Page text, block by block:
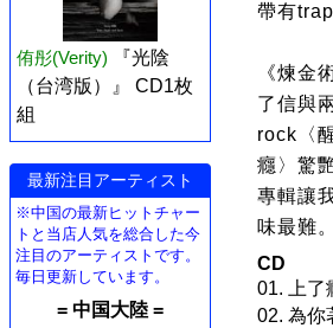
侑彤(Verity)
『光陰
（台湾版）』 CD1枚
組
最新注目アーティスト
※中国の最新ヒットチャー
トと当店人気を総合した今
注目のアーティストです。
毎日更新しています。
= 中国大陸 =
帶有
《煉金
了信與
rock〈
癮〉驚
專輯讓
味最難。
CD
01. 上了
02. 為你